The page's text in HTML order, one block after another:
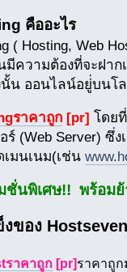
คืออะไร
( Hosting, Web
ความต้องที่จะฝาก
นั้น ออนไลน์อยู่่บนโ
ราคาถูก[pr] โดย
ร์ (Web Server) ซึ่
เมนเนม(เช่น
ชั่นพิเศษ!! พร้อม
ของ
ราคาถูก [pr]ราคาถู